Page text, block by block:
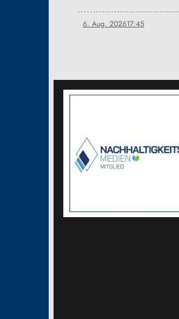
6. Aug. 202617:45